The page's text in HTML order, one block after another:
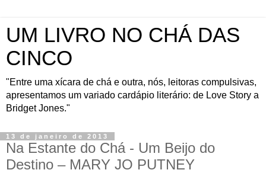
UM LIVRO NO CHÁ DAS
CINCO
"Entre uma xícara de chá e outra, nós, leitoras compulsivas,
apresentamos um variado cardápio literário: de Love Story a
Bridget Jones."
13 de janeiro de 2013
Na Estante do Chá - Um Beijo do
Destino – MARY JO PUTNEY